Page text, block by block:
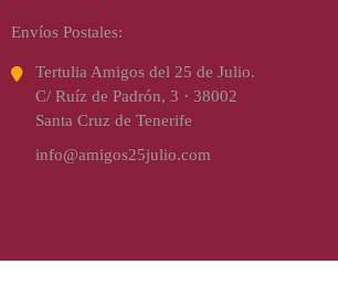
Envíos Postales:
Tertulia Amigos del 25 de Julio.
C/ Ruíz de Padrón, 3 · 38002
Santa Cruz de Tenerife
info@amigos25julio.com